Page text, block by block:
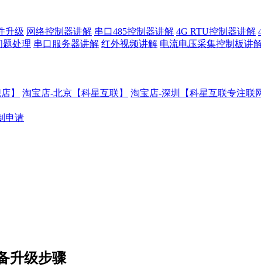
升级 网络控制器讲解 串口485控制器讲解 4G RTU控制器讲解
题处理 串口服务器讲解 红外视频讲解 电流电压采集控制板讲
】
淘宝店-北京【科星互联】
淘宝店-深圳【科星互联专注联
申请
升级步骤